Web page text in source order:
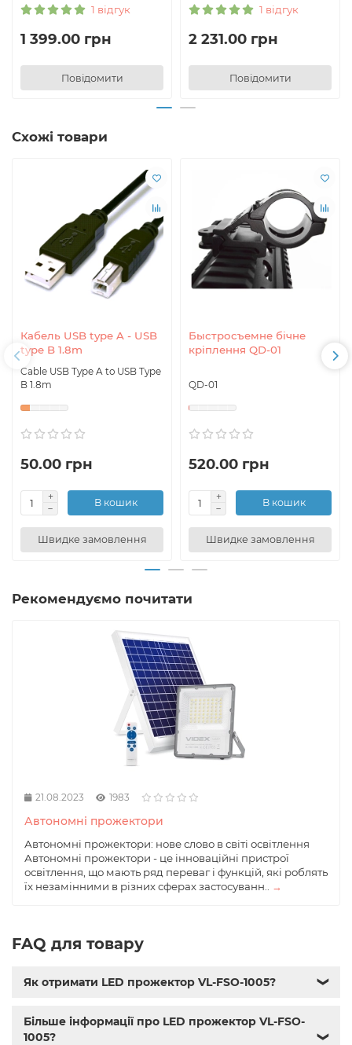
1 відгук
1 399.00 грн
Повідомити
1 відгук
2 231.00 грн
Повідомити
Схожі товари
Кабель USB type A - USB
type B 1.8m
Cable USB Type A to USB Type
B 1.8m
50.00 грн
В кошик
Швидке замовлення
Быстросъемне бічне
кріплення QD-01
QD-01
520.00 грн
В кошик
Швидке замовлення
Рекомендуємо почитати
21.08.2023 1983
Автономні прожектори
Автономні прожектори: нове слово в світі освітлення
Автономні прожектори - це інноваційні пристрої
освітлення, що мають ряд переваг і функцій, які роблять
їх незамінними в різних сферах застосуванн..
→
FAQ для товару
Як отримати LED прожектор VL-FSO-1005? ❯
Більше інформації про LED прожектор VL-FSO-
1005?
❯